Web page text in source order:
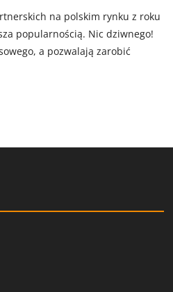
na polskim rynku z roku
popularnością. Nic dziwnego!
a pozwalają zarobić